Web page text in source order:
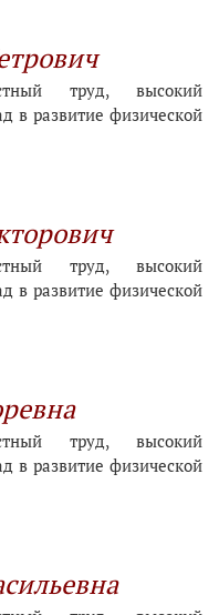
труд, высокий
в развитие физической
труд, высокий
в развитие физической
труд, высокий
в развитие физической